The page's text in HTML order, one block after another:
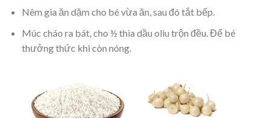
Nêm gia ăn dặm cho bé vừa ăn, sau đó tắt bếp.
Múc cháo ra bát, cho ½ thìa dầu oliu trộn đều. Để bé
thưởng thức khi còn nóng.